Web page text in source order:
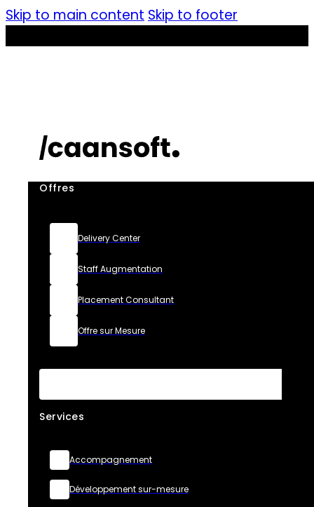
Skip to main content Skip to footer
Offres
Delivery Center
Staff Augmentation
Placement Consultant
Offre sur Mesure
Services
Accompagnement
Développement sur-mesure